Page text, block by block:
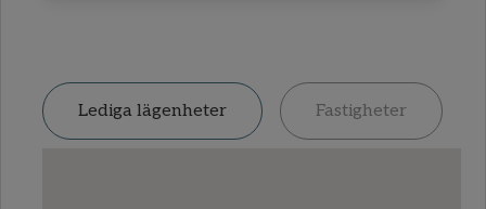
Lediga lägenheter Fastigheter